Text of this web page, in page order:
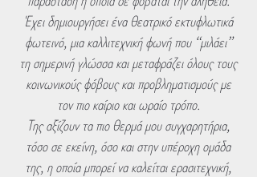
Έχει δημιουργήσει ένα θεατρικό εκτυφλωτικά
φωτεινό, μια καλλιτεχνική φωνή που “μιλάει”
τη σημερινή γλώσσα και μεταφράζει όλους τους
κοινωνικούς φόβους και προβληματισμούς με
τον πιο καίριο και ωραίο τρόπο.
Της αξίζουν τα πιο θερμά μου συγχαρητήρια,
τόσο σε εκείνη, όσο και στην υπέροχη ομάδα
της, η οποία μπορεί να καλείται ερασιτεχνική,